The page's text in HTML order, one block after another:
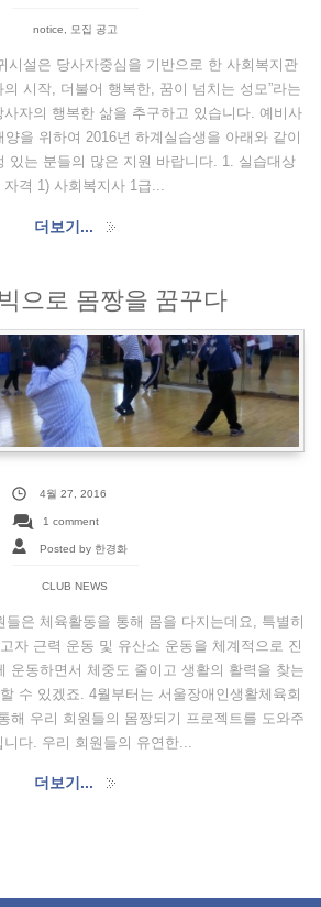
notice, 모집 공고
시설은 당사자중심을 기반으로 한 사회복지관
의 시작, 더불어 행복한, 꿈이 넘치는 성모”라는
자의 행복한 삶을 추구하고 있습니다. 예비사
을 위하여 2016년 하계실습생을 아래와 같이
있는 분들의 많은 지원 바랍니다. 1. 실습대상
자격 1) 사회복지사 1급...
더보기...
으로 몸짱을 꿈꾸다
4월 27, 2016
1 comment
Posted by 한경화
CLUB NEWS
들은 체육활동을 통해 몸을 다지는데요, 특별히
자 근력 운동 및 유산소 운동을 체계적으로 진
운동하면서 체중도 줄이고 생활의 활력을 찾는
수 있겠죠. 4월부터는 서울장애인생활체육회
해 우리 회원들의 몸짱되기 프로젝트를 도와주
니다. 우리 회원들의 유연한...
더보기...